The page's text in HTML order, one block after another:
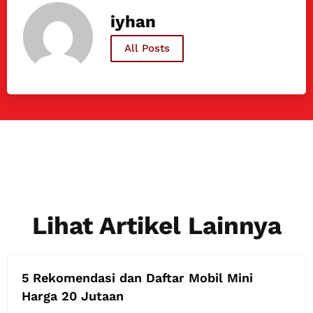
iyhan
All Posts
Lihat Artikel Lainnya
5 Rekomendasi dan Daftar Mobil Mini
Harga 20 Jutaan